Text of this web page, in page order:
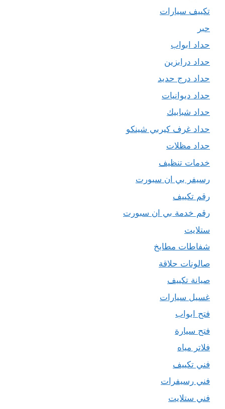
تكييف سيارات
حبر
حداد ابواب
حداد درابزين
حداد درج حديد
حداد ديوانيات
حداد شبابيك
حداد غرف كيربي شينكو
حداد مظلات
خدمات تنظيف
رسيفر بي ان سبورت
رقم تكييف
رقم خدمة بي ان سبورت
ستلايت
شفاطات مطابخ
صالونات حلاقة
صيانة تكييف
غسيل سيارات
فتح ابواب
فتح سيارة
فلاتر مياه
فني تكييف
فني رسيفرات
فني ستلايت